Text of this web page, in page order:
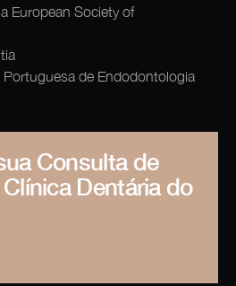
European Society of
de Endodontologia
Consulta de
Dentária do